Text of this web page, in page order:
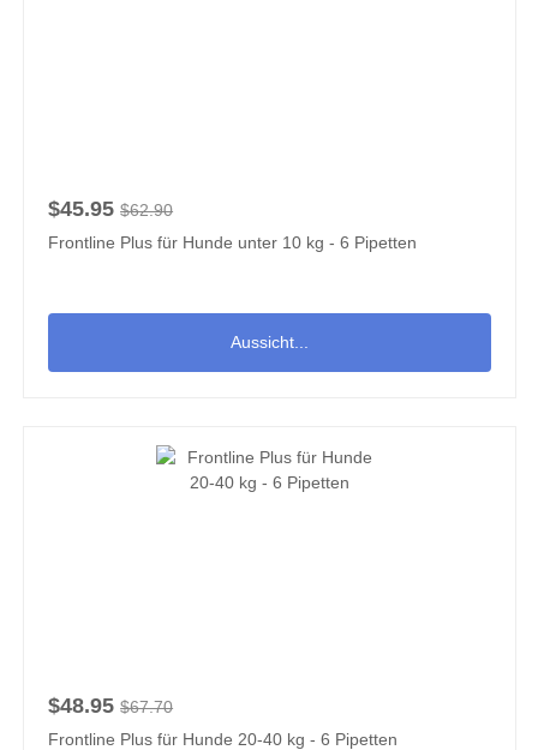
$45.95 $62.90
Frontline Plus für Hunde unter 10 kg - 6 Pipetten
Aussicht...
$48.95 $67.70
Frontline Plus für Hunde 20-40 kg - 6 Pipetten